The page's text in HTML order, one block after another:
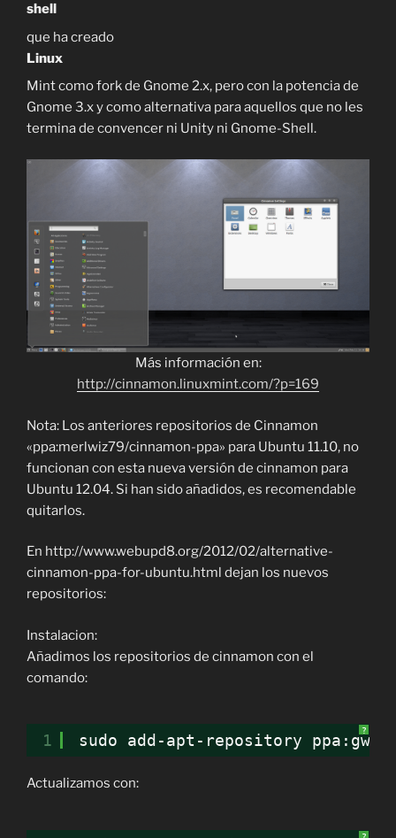
shell
que ha creado
Linux
Mint como fork de Gnome 2.x, pero con la potencia de
Gnome 3.x y como alternativa para aquellos que no les
termina de convencer ni Unity ni Gnome-Shell.
Más información en:
http://cinnamon.linuxmint.com/?p=169
Nota: Los anteriores repositorios de Cinnamon
«ppa:merlwiz79/cinnamon-ppa» para Ubuntu 11.10, no
funcionan con esta nueva versión de cinnamon para
Ubuntu 12.04. Si han sido añadidos, es recomendable
quitarlos.
En http://www.webupd8.org/2012/02/alternative-
cinnamon-ppa-for-ubuntu.html dejan los nuevos
repositorios:
Instalacion:
Añadimos los repositorios de cinnamon con el
comando:
?
1 sudo add-apt-repository
Actualizamos con: